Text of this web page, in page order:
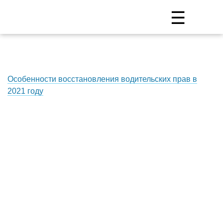
☰
Особенности восстановления водительских прав в
2021 году